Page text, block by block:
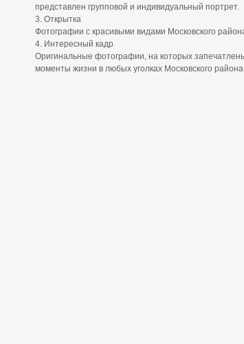
представлен групповой и индивидуальный портрет.
3. Открытка
Фотографии с красивыми видами Московского
4. Интересный кадр
Оригинальные фотографии, на которых
моменты жизни в любых уголках Московского